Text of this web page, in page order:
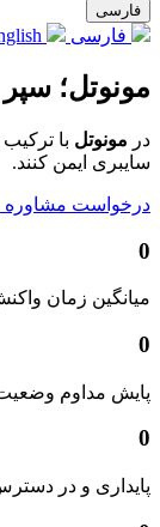
فارسی
فارسی
مونوتل؛
در مونوتل با
سایبری ایمن کنند.
درخواست مشاوره
0
میانگین زمان
0
پایش مداوم
0
پایداری و در